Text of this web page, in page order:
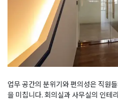
업무 공간의 분위기와 편의성은 직원
을 미칩니다. 회의실과 사무실의 인테